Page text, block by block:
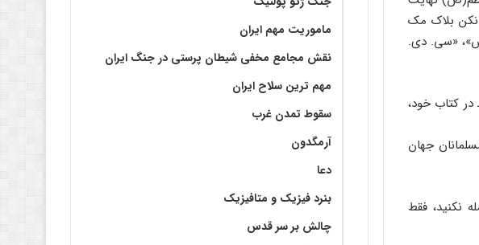
بلاک مک
«سی. دی.
ـ در کتاب خود،
جهان
نکنید، فقط
ماموریت مهم ایران
نقش مجامع مخفی شیطان پرستی در جنگ ایران
مهم ترین سلاح ایران
سقوط تمدن غرب
آرمگدون
دعا
بنرد فیزیک و متافیزیک
چالش بر سر قدس